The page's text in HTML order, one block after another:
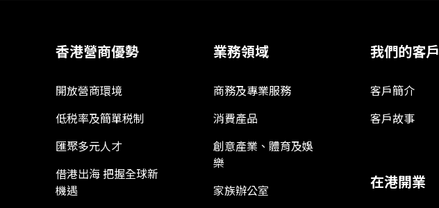
香港營商優勢
開放營商環境
低税率及簡單税制
匯聚多元人才
借港出海 把握全球新
機遇
業務領域
商務及專業服務
消費產品
創意產業、體育及娛
樂
家族辦公室
我們的客戶
客戶簡介
客戶故事
在港開業